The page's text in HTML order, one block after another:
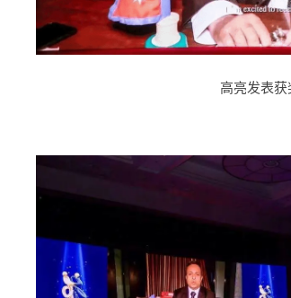
高亮发表获